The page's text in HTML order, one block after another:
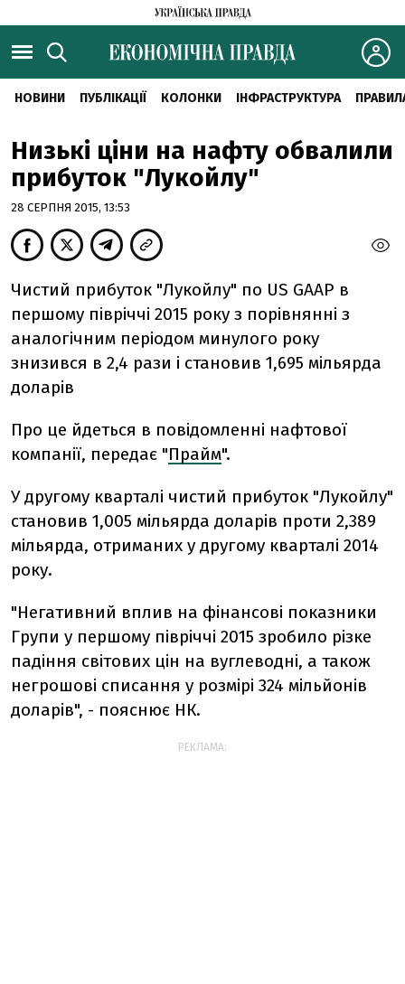
НОВИНИ ПУБЛІКАЦІЇ КОЛОНКИ ІНФРАСТРУКТУРА
Низькі ціни на нафту обвалили
прибуток "Лукойлу"
28 СЕРПНЯ 2015, 13:53
Чистий прибуток "Лукойлу" по US GAAP в
першому півріччі 2015 року з порівнянні з
аналогічним періодом минулого року
знизився в 2,4 рази і становив 1,695 мільярда
доларів
Про це йдеться в повідомленні нафтової
компанії, передає "Прайм".
У другому кварталі чистий прибуток "Лукойлу"
становив 1,005 мільярда доларів проти 2,389
мільярда, отриманих у другому кварталі 2014
року.
"Негативний вплив на фінансові показники
Групи у першому півріччі 2015 зробило різке
падіння світових цін на вуглеводні, а також
негрошові списання у розмірі 324 мільйонів
доларів", - пояснює НК.
РЕКЛАМА: